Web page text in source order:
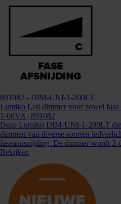
891082 - DIM-UNI-1-200LT
Lumiko Led dimmer voor zowel
1-60VA | 891082
Deze Lumiko DIM-UNI-1-200LT
dimmen van diverse soorten
faseaansnijding. De dimmer wordt 2-
Bekijken